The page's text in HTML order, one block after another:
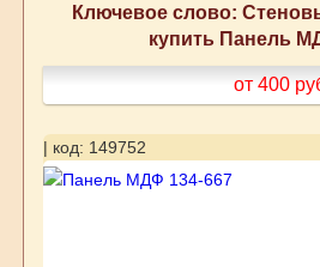
Ключевое слово:
купить Панель
от 400
| код: 149752